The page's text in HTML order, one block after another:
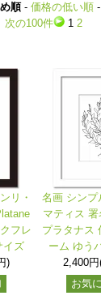
順- 価格の低い順 -
次の100件 1 2
リ・
フレ
イズ
)
名画 シンプ
マティス
プラタナス
ーム ゆう
2,400
お気